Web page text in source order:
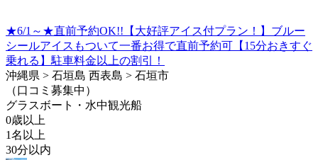
★6/1～★直前予約OK!!【大好評アイス付プラン！】ブルー
シールアイスもついて一番お得で直前予約可【15分おきすぐ
乗れる】駐車料金以上の割引！
沖縄県 > 石垣島 西表島 > 石垣市
（口コミ募集中）
グラスボート・水中観光船
0歳以上
1名以上
30分以内